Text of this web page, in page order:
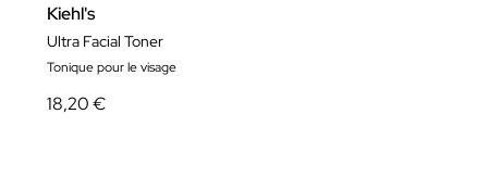
Kiehl's
Ultra Facial Toner
Tonique pour le visage
18,20 €